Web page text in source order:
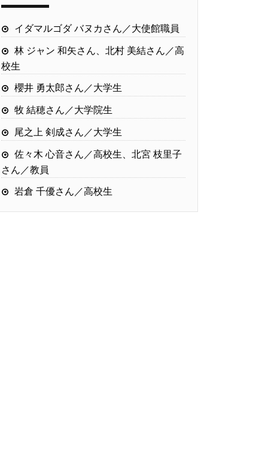
イダマルゴダ バヌカさん／大使館職員
林 ジャン 和矢さん、北村 美結さん／高
校生
櫻井 勇太郎さん／大学生
牧 結穂さん／大学院生
尾之上 剣成さん／大学生
佐々木 心音さん／高校生、北宮 枝里子
さん／教員
岩倉 千優さん／高校生